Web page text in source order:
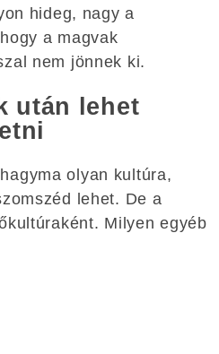
hideg, nagy a
a magvak
nem jönnek ki.
után lehet
olyan kultúra,
lehet. De a
Milyen egyéb